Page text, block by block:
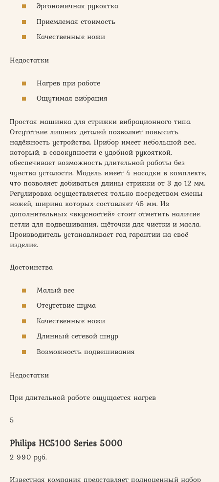
Эргономичная рукоятка
Приемлемая стоимость
Качественные ножи
Недостатки
Нагрев при работе
Ощутимая вибрация
Простая машинка для стрижки вибрационного типа.
Отсутствие лишних деталей позволяет повысить
надёжность устройства. Прибор имеет небольшой вес,
который, в совокупности с удобной рукояткой,
обеспечивает возможность длительной работы без
чувства усталости. Модель имеет 4 насадки в комплекте,
что позволяет добиваться длины стрижки от 3 до 12 мм.
Регулировка осуществляется только посредством смены
ножей, ширина которых составляет 45 мм. Из
дополнительных «вкусностей» стоит отметить наличие
петли для подвешивания, щёточки для чистки и масла.
Производитель устанавливает год гарантии на своё
изделие.
Достоинства
Малый вес
Отсутствие шума
Качественные ножи
Длинный сетевой шнур
Возможность подвешивания
Недостатки
При длительной работе ощущается нагрев
5
Philips HC5100 Series 5000
2 990 руб.
Известная компания представляет полноценный набор